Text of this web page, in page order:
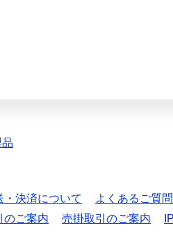
・決済について
よくあるご質問
のご案内 売掛取引のご案内